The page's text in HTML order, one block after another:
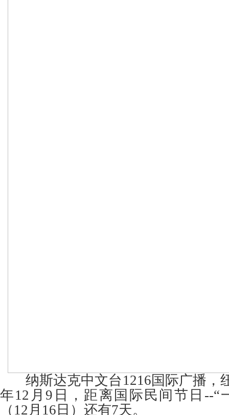
纳斯达克中文台1216国际广播，
年12月9日，距离国际民间节日--“
（12月16日）还有7天。